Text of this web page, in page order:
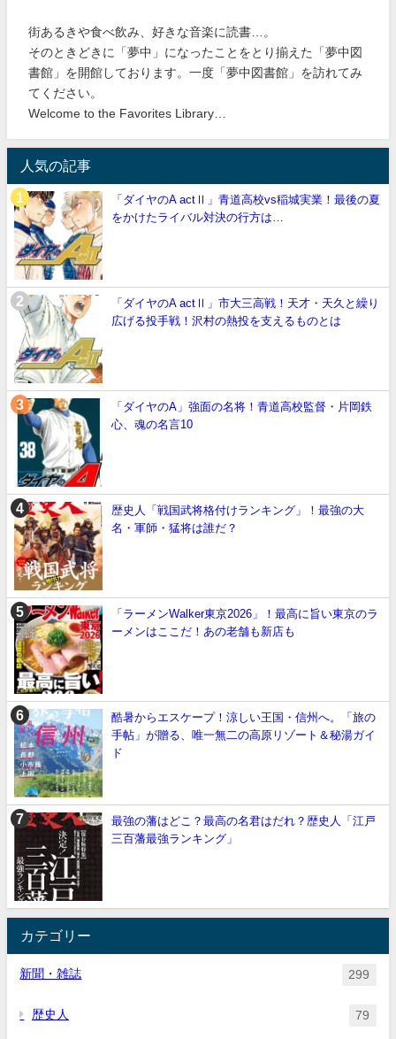
街あるきや食べ飲み、好きな音楽に読書…。
そのときどきに「夢中」になったことをとり揃えた「夢中図
書館」を開館しております。一度「夢中図書館」を訪れてみ
てください。
Welcome to the Favorites Library…
人気の記事
「ダイヤのA actⅡ」青道高校vs稲城実業！最後の夏
をかけたライバル対決の行方は…
「ダイヤのA actⅡ」市大三高戦！天才・天久と繰り
広げる投手戦！沢村の熱投を支えるものとは
「ダイヤのA」強面の名将！青道高校監督・片岡鉄
心、魂の名言10
歴史人「戦国武将格付けランキング」！最強の大
名・軍師・猛将は誰だ？
「ラーメンWalker東京2026」！最高に旨い東京のラ
ーメンはここだ！あの老舗も新店も
酷暑からエスケープ！涼しい王国・信州へ。「旅の
手帖」が贈る、唯一無二の高原リゾート＆秘湯ガイ
ド
最強の藩はどこ？最高の名君はだれ？歴史人「江戸
三百藩最強ランキング」
カテゴリー
新聞・雑誌 299
歴史人 79